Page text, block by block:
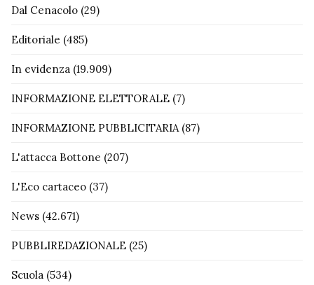
Dal Cenacolo (29)
Editoriale (485)
In evidenza (19.909)
INFORMAZIONE ELETTORALE (7)
INFORMAZIONE PUBBLICITARIA(87)
L'attacca Bottone (207)
L'Eco cartaceo (37)
News (42.671)
PUBBLIREDAZIONALE (25)
Scuola (534)